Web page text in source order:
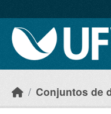
Conjuntos de